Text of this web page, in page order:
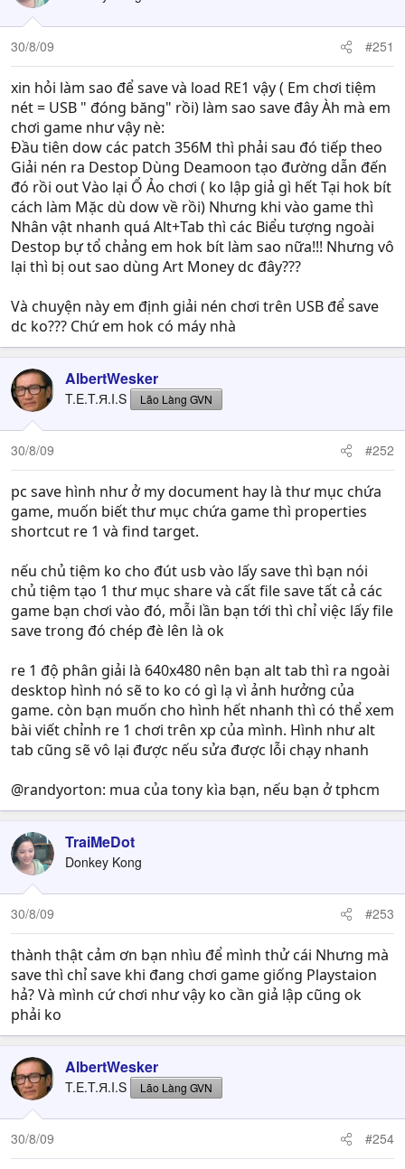
30/8/09 #251
xin hỏi làm sao để save và load RE1 vậy ( Em chơi tiệm
nét = USB " đóng băng" rồi) làm sao save đây Àh mà em
chơi game như vậy nè:
Đầu tiên dow các patch 356M thì phải sau đó tiếp theo
Giải nén ra Destop Dùng Deamoon tạo đường dẫn đến
đó rồi out Vào lại Ổ Ảo chơi ( ko lập giả gì hết Tại hok bít
cách làm Mặc dù dow về rồi) Nhưng khi vào game thì
Nhân vật nhanh quá Alt+Tab thì các Biểu tượng ngoài
Destop bự tổ chảng em hok bít làm sao nữa!!! Nhưng vô
lại thì bị out sao dùng Art Money dc đây???
Và chuyện này em định giải nén chơi trên USB để save
dc ko??? Chứ em hok có máy nhà
AlbertWesker
T.E.T.Я.I.S Lão Làng GVN
30/8/09 #252
pc save hình như ở my document hay là thư mục chứa
game, muốn biết thư mục chứa game thì properties
shortcut re 1 và find target.
nếu chủ tiệm ko cho đút usb vào lấy save thì bạn nói
chủ tiệm tạo 1 thư mục share và cất file save tất cả các
game bạn chơi vào đó, mỗi lần bạn tới thì chỉ việc lấy file
save trong đó chép đè lên là ok
re 1 độ phân giải là 640x480 nên bạn alt tab thì ra ngoài
desktop hình nó sẽ to ko có gì lạ vì ảnh hưởng của
game. còn bạn muốn cho hình hết nhanh thì có thể xem
bài viết chỉnh re 1 chơi trên xp của mình. Hình như alt
tab cũng sẽ vô lại được nếu sửa được lỗi chạy nhanh
@randyorton: mua của tony kìa bạn, nếu bạn ở tphcm
TraiMeDot
Donkey Kong
30/8/09 #253
thành thật cảm ơn bạn nhìu để mình thử cái Nhưng mà
save thì chỉ save khi đang chơi game giống Playstaion
hả? Và mình cứ chơi như vậy ko cần giả lập cũng ok
phải ko
AlbertWesker
T.E.T.Я.I.S Lão Làng GVN
30/8/09 #254